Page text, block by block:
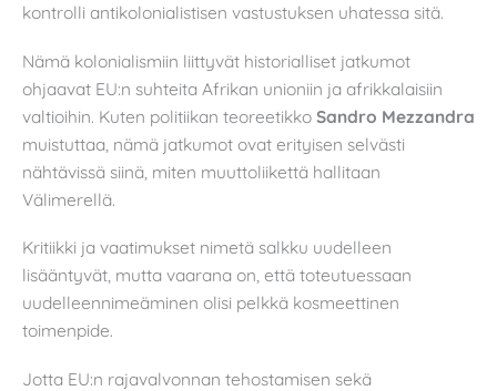
kontrolli antikolonialistisen vastustuksen uhatessa sitä.
Nämä kolonialismiin liittyvät historialliset jatkumot
ohjaavat EU:n suhteita Afrikan unioniin ja afrikkalaisiin
valtioihin. Kuten politiikan teoreetikko Sandro Mezzandra
muistuttaa, nämä jatkumot ovat erityisen selvästi
nähtävissä siinä, miten muuttoliikettä hallitaan
Välimerellä.
Kritiikki ja vaatimukset nimetä salkku uudelleen
lisääntyvät, mutta vaarana on, että toteutuessaan
uudelleennimeäminen olisi pelkkä kosmeettinen
toimenpide.
Jotta EU:n rajavalvonnan tehostamisen sekä